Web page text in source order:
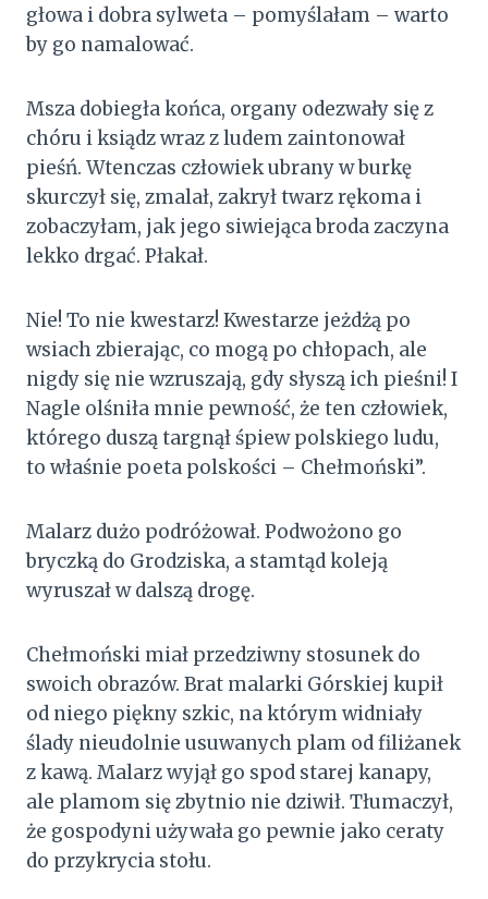
głowa i dobra sylweta – pomyślałam – warto
by go namalować.
Msza dobiegła końca, organy odezwały się z
chóru i ksiądz wraz z ludem zaintonował
pieśń. Wtenczas człowiek ubrany w burkę
skurczył się, zmalał, zakrył twarz rękoma i
zobaczyłam, jak jego siwiejąca broda zaczyna
lekko drgać. Płakał.
Nie! To nie kwestarz! Kwestarze jeżdżą po
wsiach zbierając, co mogą po chłopach, ale
nigdy się nie wzruszają, gdy słyszą ich pieśni! I
Nagle olśniła mnie pewność, że ten człowiek,
którego duszą targnął śpiew polskiego ludu,
to właśnie poeta polskości – Chełmoński”.
Malarz dużo podróżował. Podwożono go
bryczką do Grodziska, a stamtąd koleją
wyruszał w dalszą drogę.
Chełmoński miał przedziwny stosunek do
swoich obrazów. Brat malarki Górskiej kupił
od niego piękny szkic, na którym widniały
ślady nieudolnie usuwanych plam od filiżanek
z kawą. Malarz wyjął go spod starej kanapy,
ale plamom się zbytnio nie dziwił. Tłumaczył,
że gospodyni używała go pewnie jako ceraty
do przykrycia stołu.